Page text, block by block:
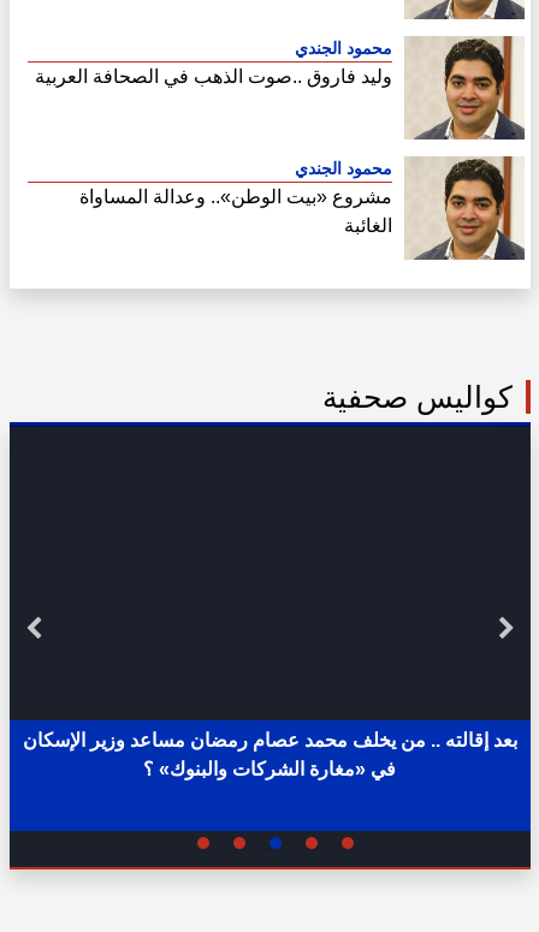
محمود الجندي
وليد فاروق ..صوت الذهب في الصحافة العربية
محمود الجندي
مشروع «بيت الوطن».. وعدالة المساواة
الغائبة
كواليس صحفية
بعد إقالته .. من يخلف محمد عصام رمضان مساعد وزير الإسكان
في «مغارة الشركات والبنوك» ؟